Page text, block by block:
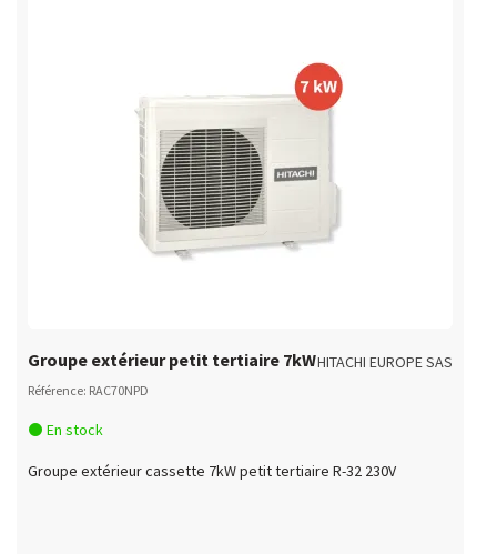
Groupe extérieur petit tertiaire 7kWHITACHI EUROPE SAS
Référence: RAC70NPD
En stock
Groupe extérieur cassette 7kW petit tertiaire R-32 230V